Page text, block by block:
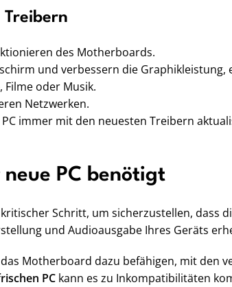
des Motherboards.
und verbessern die
Filme oder Musik.
Netzwerken.
immer mit den neuesten Treibern
PC benötigt
Schritt, um sicherzustellen, dass
und Audioausgabe Ihres Geräts
Motherboard dazu befähigen, mit den
PC kann es zu Inkompatibilitäten